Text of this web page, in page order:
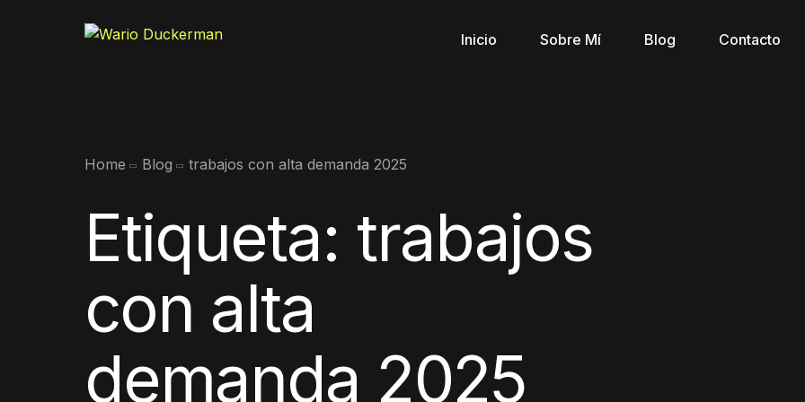
Inicio Sobre Mí Blog Contacto
Home Blog trabajos con alta demanda 2025
Etiqueta: trabajos
con alta
demanda 2025